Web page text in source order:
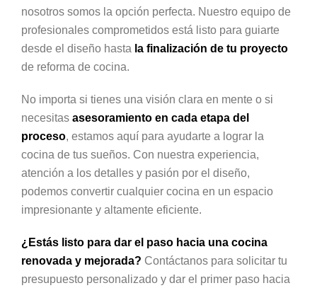
nosotros somos la opción perfecta. Nuestro equipo de
profesionales comprometidos está listo para guiarte
desde el diseño hasta la finalización de tu proyecto
de reforma de cocina.
No importa si tienes una visión clara en mente o si
necesitas asesoramiento en cada etapa del
proceso, estamos aquí para ayudarte a lograr la
cocina de tus sueños. Con nuestra experiencia,
atención a los detalles y pasión por el diseño,
podemos convertir cualquier cocina en un espacio
impresionante y altamente eficiente.
¿Estás listo para dar el paso hacia una cocina
renovada y mejorada? Contáctanos para solicitar tu
presupuesto personalizado y dar el primer paso hacia